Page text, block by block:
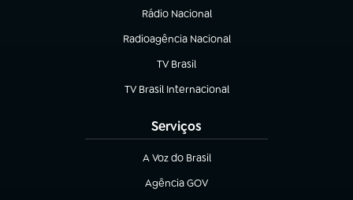
Rádio Nacional
(abre em nova aba)
Radioagência Nacional
(abre em nova aba)
TV Brasil
(abre em nova aba)
TV Brasil Internacional
(abre em nova aba)
Serviços
A Voz do Brasil
(abre em nova aba)
Agência GOV
(abre em nova aba)